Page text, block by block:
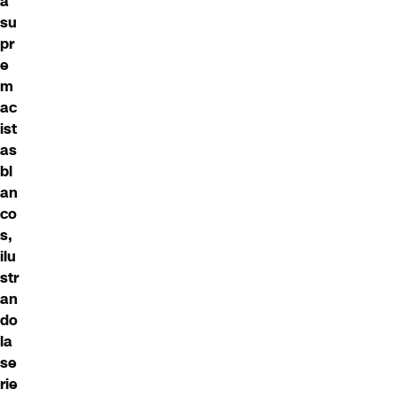
su
pr
e
m
ac
ist
as
bl
an
co
s,
ilu
str
an
do
la
se
rie